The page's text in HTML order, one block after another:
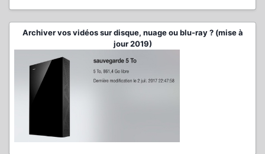
Archiver vos vidéos sur disque, nuage ou blu-ray ? (mise à
jour 2019)